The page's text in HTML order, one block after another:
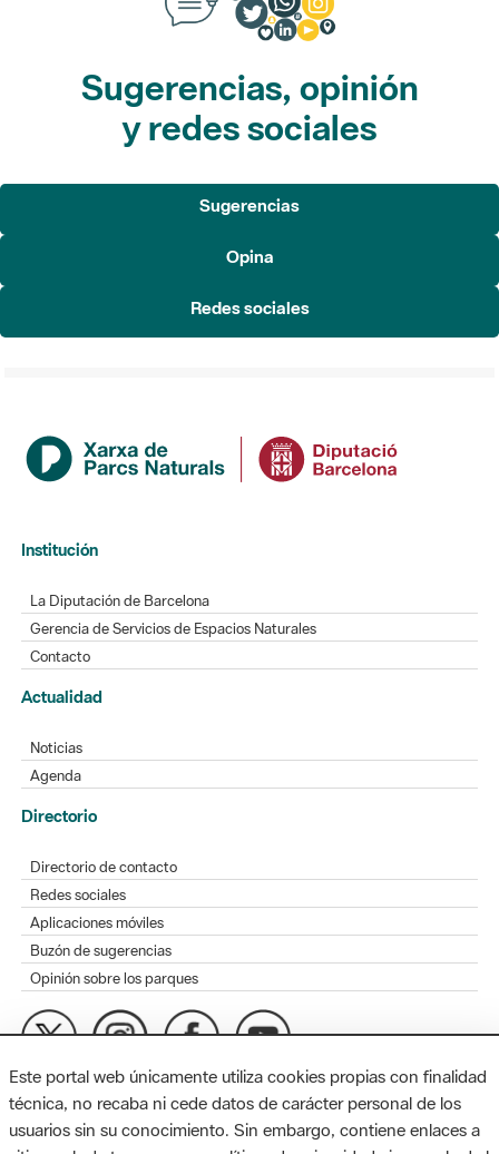
Sugerencias, opinión
y redes sociales
Sugerencias
Opina
Redes sociales
Institución
La Diputación de Barcelona
Gerencia de Servicios de Espacios Naturales
Contacto
Actualidad
Noticias
Agenda
Directorio
Directorio de contacto
Redes sociales
Aplicaciones móviles
Buzón de sugerencias
Opinión sobre los parques
MAPA WEB AVISO LEGAL ACCESIBILIDAD
Diputación de Barcelona. Edifici Llacuna, 1a planta. Badajoz, 49.
Este portal web únicamente utiliza cookies propias con finalidad
técnica, no recaba ni cede datos de carácter personal de los
usuarios sin su conocimiento. Sin embargo, contiene enlaces a